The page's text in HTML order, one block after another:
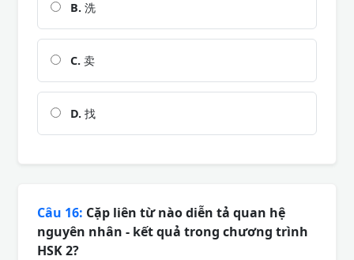
B. 洗
C. 卖
D. 找
Câu 16: Cặp liên từ nào diễn tả quan hệ
nguyên nhân - kết quả trong chương trình
HSK 2?